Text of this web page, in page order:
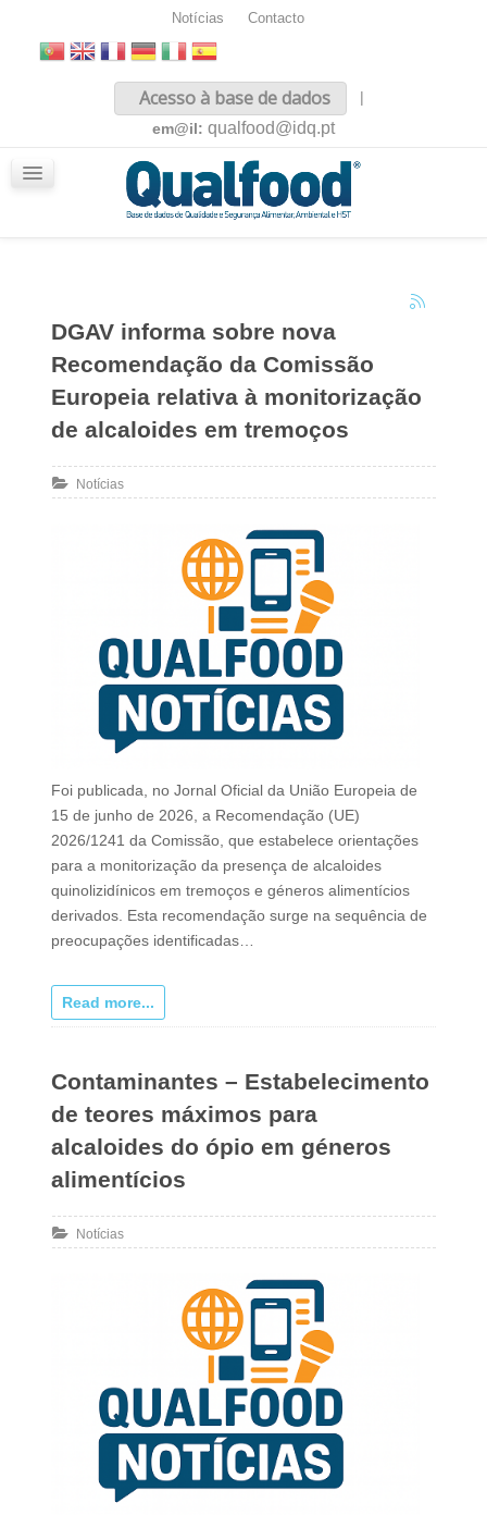
Notícias Contacto
Acesso à base de dados
|
em@il: qualfood@idq.pt
DGAV informa sobre nova
Recomendação da Comissão
Europeia relativa à monitorização
de alcaloides em tremoços
Notícias
Foi publicada, no Jornal Oficial da União Europeia de
15 de junho de 2026, a Recomendação (UE)
2026/1241 da Comissão, que estabelece orientações
para a monitorização da presença de alcaloides
quinolizidínicos em tremoços e géneros alimentícios
derivados. Esta recomendação surge na sequência de
preocupações identificadas…
Read more...
Contaminantes – Estabelecimento
de teores máximos para
alcaloides do ópio em géneros
alimentícios
Notícias